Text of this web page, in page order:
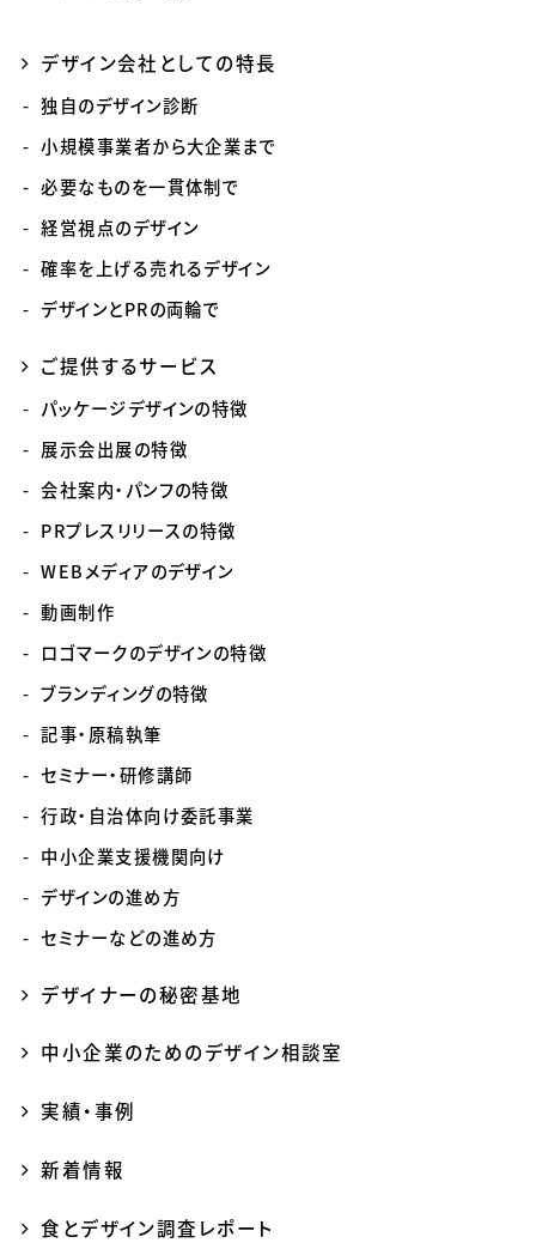
デザイン会社としての特長
独自のデザイン診断
小規模事業者から大企業まで
必要なものを一貫体制で
経営視点のデザイン
確率を上げる売れるデザイン
デザインとPRの両輪で
ご提供するサービス
パッケージデザインの特徴
展示会出展の特徴
会社案内・パンフの特徴
PRプレスリリースの特徴
WEBメディアのデザイン
動画制作
ロゴマークのデザインの特徴
ブランディングの特徴
記事・原稿執筆
セミナー・研修講師
行政・自治体向け委託事業
中小企業支援機関向け
デザインの進め方
セミナーなどの進め方
デザイナーの秘密基地
中小企業のためのデザイン相談室
実績・事例
新着情報
食とデザイン調査レポート